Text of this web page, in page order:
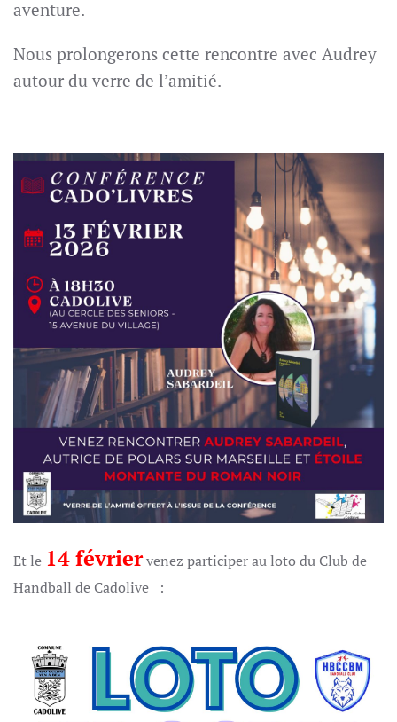
aventure.
Nous prolongerons cette rencontre avec Audrey
autour du verre de l’amitié.
Et le 14 févriervenez participer au loto du Club de
Handball de Cadolive :